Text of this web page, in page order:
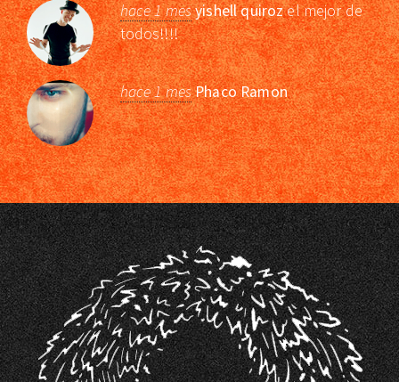
hace 1 mesyishell quirozel mejor de
todos!!!!
hace 1 mesPhaco Ramon